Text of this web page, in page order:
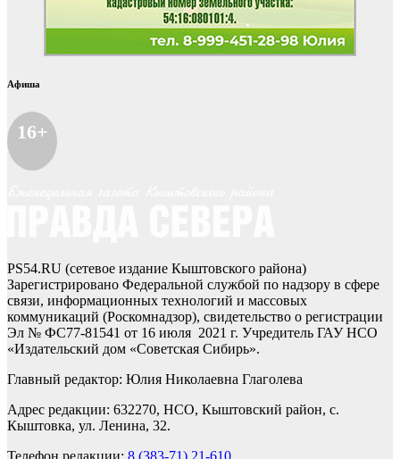
Афиша
16+
PS54.RU (сетевое издание Кыштовского района)
Зарегистрировано Федеральной службой по надзору в сфере
связи, информационных технологий и массовых
коммуникаций (Роскомнадзор), свидетельство о регистрации
Эл № ФС77-81541 от 16 июля 2021 г. Учредитель ГАУ НСО
«Издательский дом «Советская Сибирь».
Главный редактор: Юлия Николаевна Глаголева
Адрес редакции: 632270, НСО, Кыштовский район, с.
Кыштовка, ул. Ленина, 32.